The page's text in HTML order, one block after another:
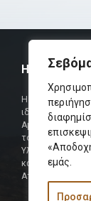
εμάς.
Η
Η Ομοσπονδία
ιδρύθηκε και
Αμαριωτών, που
το 1984.
Υλοποιήθηκε
και των Δ.Σ των
Αττικής.